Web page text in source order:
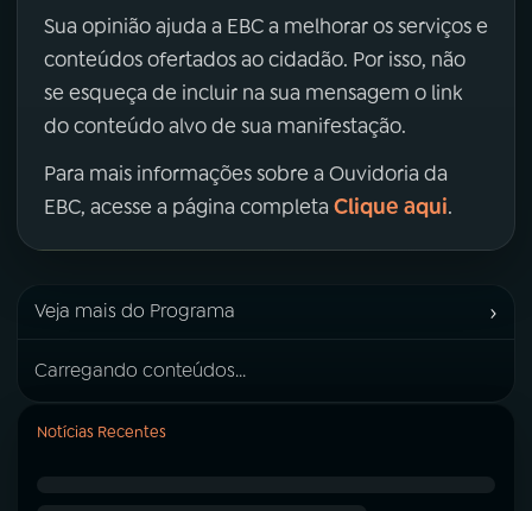
Sua opinião ajuda a EBC a melhorar os serviços e
conteúdos ofertados ao cidadão. Por isso, não
se esqueça de incluir na sua mensagem o link
do conteúdo alvo de sua manifestação.
Para mais informações sobre a Ouvidoria da
EBC, acesse a página completa Clique aqui.
Veja mais do Programa ›
Carregando conteúdos...
Notícias Recentes